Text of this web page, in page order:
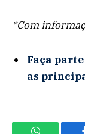
*Com
Faça
as